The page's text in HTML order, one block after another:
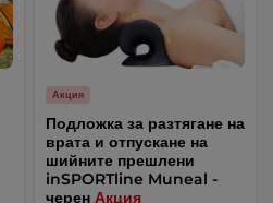
Акция
Подложка за разтягане на
врата и отпускане на
шийните прешлени
inSPORTline Muneal -
черен Акция